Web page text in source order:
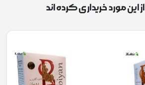
این مورد خریداری کرده اند